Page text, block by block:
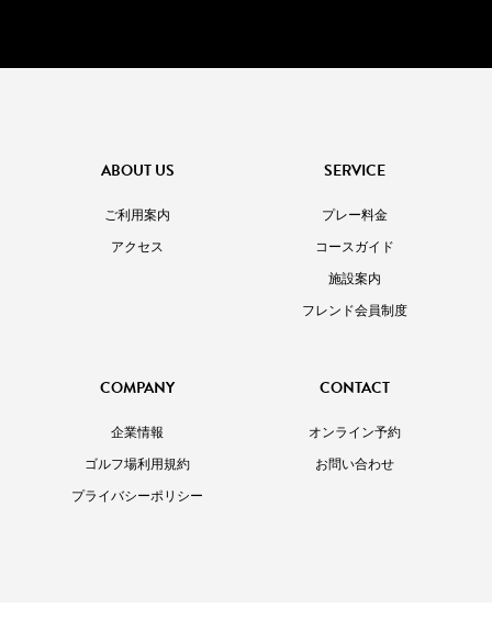
ABOUT US
ご利用案内
アクセス
SERVICE
プレー料金
コースガイド
施設案内
フレンド会員制度
COMPANY
企業情報
ゴルフ場利用規約
プライバシーポリシー
CONTACT
オンライン予約
お問い合わせ